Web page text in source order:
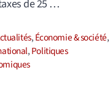
de 25 …
,Économie & société,
,Politiques